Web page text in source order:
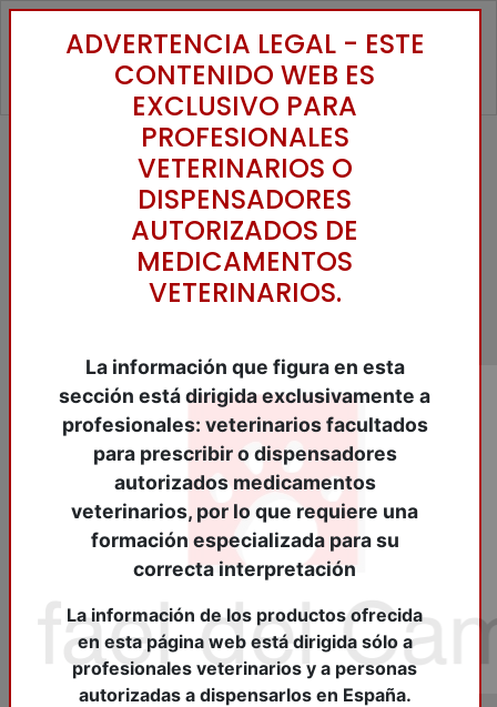
Catálogo/Antiparasitários
ENDOPARASITICIDAS/MILPRAZON 4/10
mg. gato pequeño 48 Comp.o.
ADVERTENCIA LEGAL - ESTE
CONTENIDO WEB ES
EXCLUSIVO PARA
PROFESIONALES
VETERINARIOS O
DISPENSADORES
AUTORIZADOS DE
MEDICAMENTOS
VETERINARIOS.
La información que figura en esta
sección está dirigida exclusivamente a
profesionales: veterinarios facultados
para prescribir o dispensadores
autorizados medicamentos
veterinarios, por lo que requiere una
formación especializada para su
correcta interpretación
La información de los productos ofrecida
en esta página web está dirigida sólo a
profesionales veterinarios y a personas
autorizadas a dispensarlos en España.